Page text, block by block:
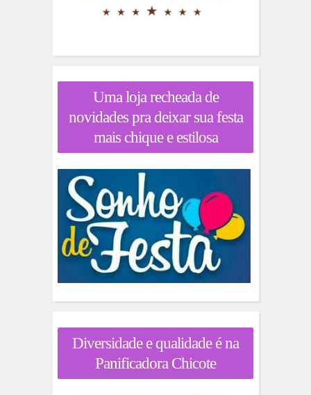
Uma loja recheada de
novidades pra deixar sua festa
mais chique e estilosa
Diversidade e qualidade é na
Panificadora Chicote